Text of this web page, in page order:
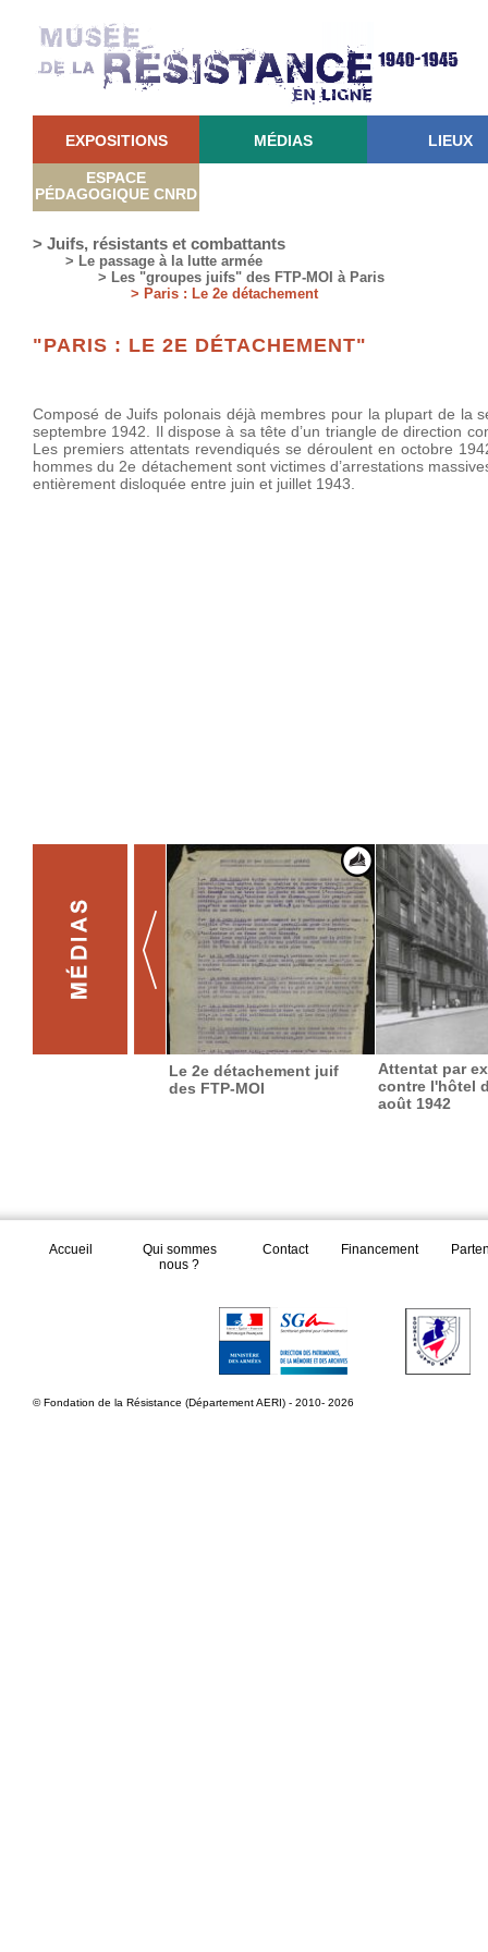
EXPOSITIONS MÉDIAS LIEUX
ESPACE
PÉDAGOGIQUE CNRD
> Juifs, résistants et combattants
> Le passage à la lutte armée
> Les "groupes juifs" des FTP-MOI à Paris
> Paris : Le 2e détachement
"PARIS : LE 2E DÉTACHEMENT"
Composé de Juifs polonais déjà membres pour la plupart de la
septembre 1942. Il dispose à sa tête d’un triangle de direction
Les premiers attentats revendiqués se déroulent en octobre
hommes du 2e détachement sont victimes d’arrestations
entièrement disloquée entre juin et juillet 1943.
Le 2e détachement juif
des FTP-MOI
Attentat par
contre l'hôtel
août 1942
Accueil
Qui sommes
nous ?
Contact Financement
© Fondation de la Résistance (Département AERI) - 2010- 2026